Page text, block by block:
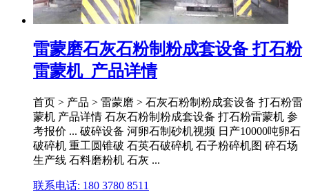
雷蒙磨石灰石粉制粉成套设备 打石粉
雷蒙机_产品详情
首页 > 产品 > 雷蒙磨 > 石灰石粉制粉成套设备 打石粉雷
蒙机 产品详情 石灰石粉制粉成套设备 打石粉雷蒙机 参
考报价 ... 破碎设备 河卵石制砂机视频 日产10000吨卵石
破碎机 重工圆锥破 石英石破碎机 石子粉碎机图 碎石场
生产线 石料磨粉机 石灰 ...
联系电话: 180 3780 8511